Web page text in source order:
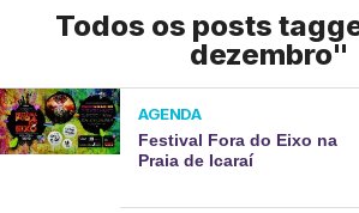
Todos os posts
dezembro"
AGENDA
Festival Fora do Eixo na
Praia de Icaraí